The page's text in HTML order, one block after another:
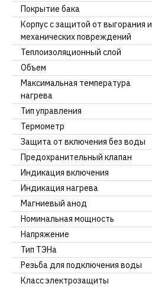
Покрытие бака
Корпус с защитой от выгорания и
механических повреждений
Теплоизоляционный слой
Объем
Максимальная температура
нагрева
Тип управления
Термометр
Защита от включения без воды
Предохранительный клапан
Индикация включения
Индикация нагрева
Магниевый анод
Номинальная мощность
Напряжение
Тип ТЭНа
Резьба для подключения воды
Класс электрозащиты